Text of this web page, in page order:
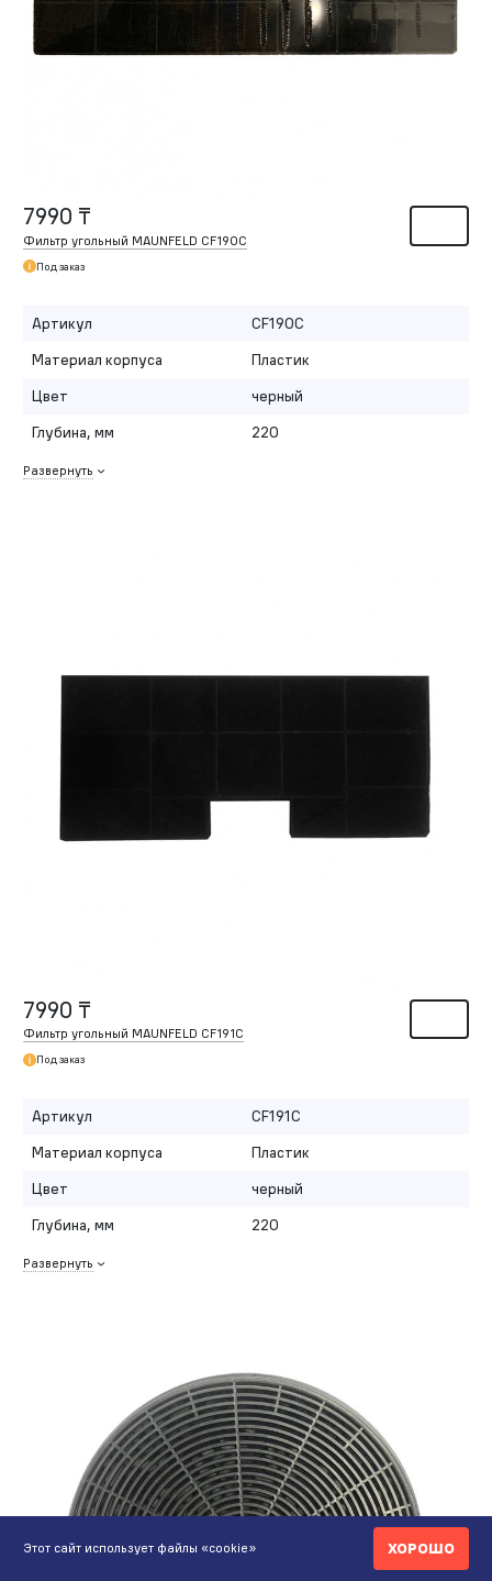
7990 ₸
Фильтр угольный MAUNFELD CF190C
Под заказ
Артикул
CF190C
Материал корпуса
Пластик
Цвет
черный
Глубина, мм
220
Развернуть
7990 ₸
Фильтр угольный MAUNFELD CF191C
Под заказ
Артикул
CF191C
Материал корпуса
Пластик
Цвет
черный
Глубина, мм
220
Развернуть
Этот сайт использует файлы «cookie» ХОРОШО